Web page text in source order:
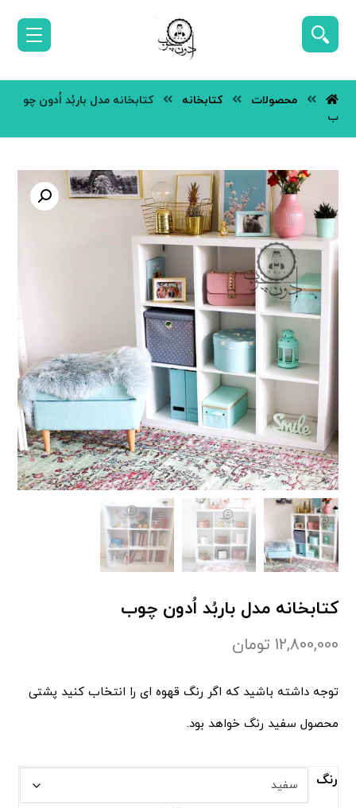
محصولات کتابخانه
کتابخانه مدل باربُد اُدون چو
ب
کتابخانه مدل باربُد اُدون چوب
12,800,000 تومان
توجه داشته باشید که اگر رنگ قهوه ای را انتخاب کنید پشتی
محصول سفید رنگ خواهد بود.
رنگ